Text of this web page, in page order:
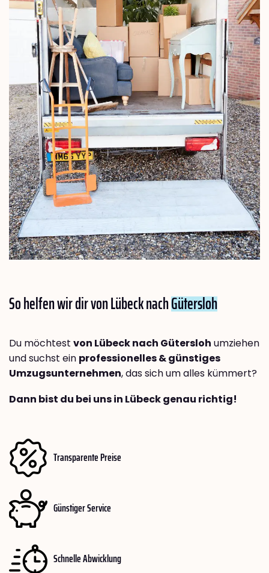
So helfen wir dir von Lübeck nachGütersloh
Du möchtest von Lübeck nach Gütersloh umziehen
und suchst ein professionelles & günstiges
Umzugsunternehmen, das sich um alles kümmert?
Dann bist du bei uns in Lübeck genau richtig!
Transparente Preise
Günstiger Service
Schnelle Abwicklung